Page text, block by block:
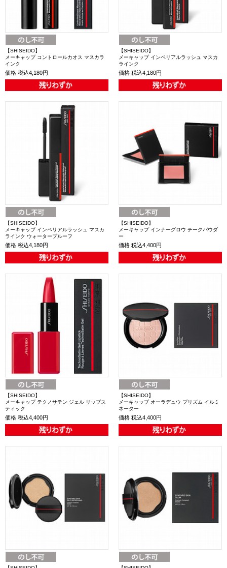
【SHISEIDO】
メーキャップ コントロールカオス マスカラ
インク
価格 税込4,180円
【SHISEIDO】
メーキャップ インペリアルラッシュ マスカ
ラインク
価格 税込4,180円
【SHISEIDO】
メーキャップ インペリアルラッシュ マスカ
ラインク ウォータープルーフ
価格 税込4,180円
【SHISEIDO】
メーキャップ インナーグロウ チークパウダ
ー
価格 税込4,400円
【SHISEIDO】
メーキャップ テクノサテン ジェル リップス
ティック
価格 税込4,400円
【SHISEIDO】
メーキャップ オーラデュウ プリズム イルミ
ネーター
価格 税込4,400円